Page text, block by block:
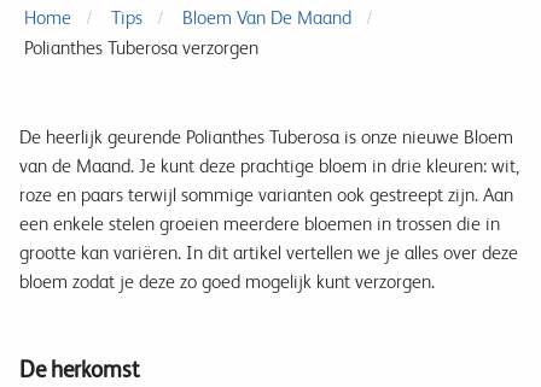
Home Tips
Bloem Van De Maand
Polianthes Tuberosa verzorgen
De heerlijk geurende Polianthes Tuberosa is onze nieuwe Bloem
van de Maand. Je kunt deze prachtige bloem in drie kleuren: wit,
roze en paars terwijl sommige varianten ook gestreept zijn. Aan
een enkele stelen groeien meerdere bloemen in trossen die in
grootte kan variëren. In dit artikel vertellen we je alles over deze
bloem zodat je deze zo goed mogelijk kunt verzorgen.
De herkomst